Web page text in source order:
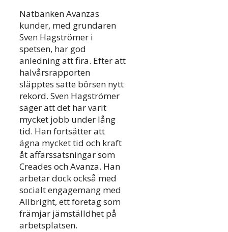
Nätbanken Avanzas
kunder, med grundaren
Sven Hagströmer i
spetsen, har god
anledning att fira. Efter att
halvårsrapporten
släpptes satte börsen nytt
rekord. Sven Hagströmer
säger att det har varit
mycket jobb under lång
tid. Han fortsätter att
ägna mycket tid och kraft
åt affärssatsningar som
Creades och Avanza. Han
arbetar dock också med
socialt engagemang med
Allbright, ett företag som
främjar jämställdhet på
arbetsplatsen.